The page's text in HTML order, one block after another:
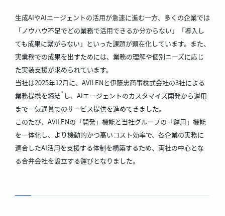
生成AIやAIエージェントの活用が急速に進む一方、多くの企業では
「ノウハウ不足でどの業務で活用できるか分からない」「導入し
ても成果に繋がらない」といった課題が顕在化しています。また、
実業務での成果を出すためには、業務の理解や個別ニーズに応じ
た実装支援が求められています。
当社は2025年12月に、AVILENと伊藤忠商事株式会社の3社による
業務提携を締結*し、AIエージェントのカスタマイズ開発から運用
まで一気通貫でのサービス提供を進めてきました。
このたび、AVILENの「開発」機能と当社グループの「運用」機能
を一体化し、より機動的かつ高いコスト効率で、各企業の実務に
適合したAI活用を支援する体制を構築するため、両社の中心とな
る合弁会社を設立する運びとなりました。